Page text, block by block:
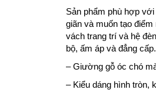
Sản phẩm phù hợp
giãn và muốn tạo
vách trang trí và hệ
bộ, ấm áp và đẳng cấp.
– Giường gỗ óc chó
– Kiểu dáng hình tròn,